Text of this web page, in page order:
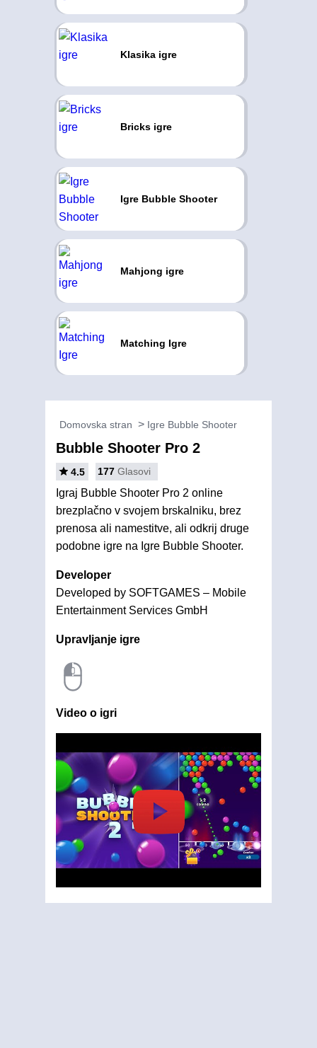
Klasika igre
Bricks igre
Igre Bubble Shooter
Mahjong igre
Matching Igre
Domovska stran Igre Bubble Shooter
Bubble Shooter Pro 2
4.5 177 Glasovi
Igraj Bubble Shooter Pro 2 online
brezplačno v svojem brskalniku, brez
prenosa ali namestitve, ali odkrij druge
podobne igre na Igre Bubble Shooter.
Developer
Developed by SOFTGAMES – Mobile
Entertainment Services GmbH
Upravljanje igre
Video o igri